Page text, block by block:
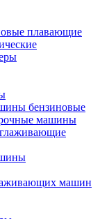
плавающие
бензиновые
машины
машин